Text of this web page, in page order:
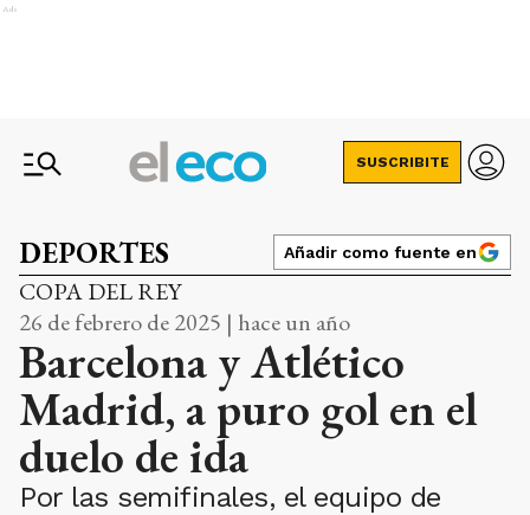
Ads
SUSCRIBITE
DEPORTES Añadir como fuente en
COPA DEL REY
26 de febrero de 2025 | hace un año
Barcelona y Atlético
Madrid, a puro gol en el
duelo de ida
Por las semifinales, el equipo de